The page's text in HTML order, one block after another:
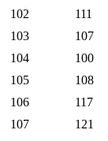
102 111
103
107
104
100
105
108
106
117
107
121